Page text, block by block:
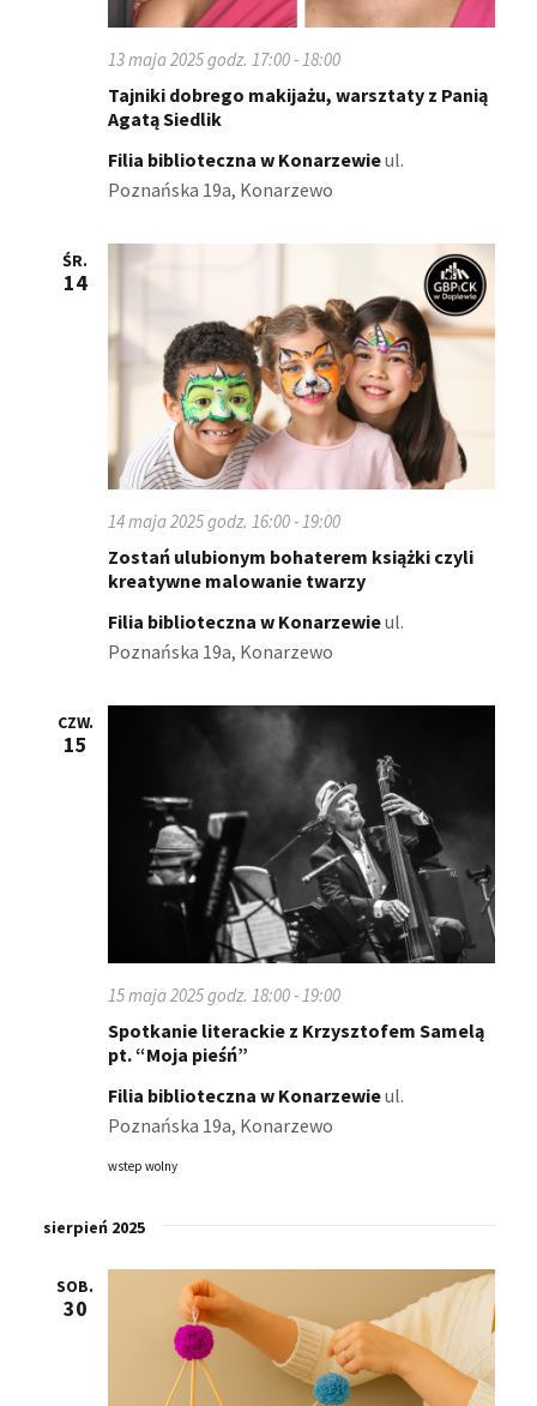
Tajniki dobrego makijażu, warsztaty z Panią
Agatą Siedlik
13 maja 2025 godz. 17:00-18:00
Filia biblioteczna w Konarzewieul.
Poznańska 19a, Konarzewo
ŚR.
14
Zostań ulubionym bohaterem książki czyli
kreatywne malowanie twarzy
14 maja 2025 godz. 16:00-19:00
Filia biblioteczna w Konarzewieul.
Poznańska 19a, Konarzewo
CZW.
15
Spotkanie literackie z Krzysztofem Samelą
pt. “Moja pieśń”
15 maja 2025 godz. 18:00-19:00
Filia biblioteczna w Konarzewieul.
Poznańska 19a, Konarzewo
wstep wolny
sierpień 2025
SOB.
30